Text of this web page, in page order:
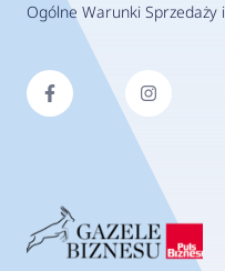
Ogólne Warunki Sprzedaży